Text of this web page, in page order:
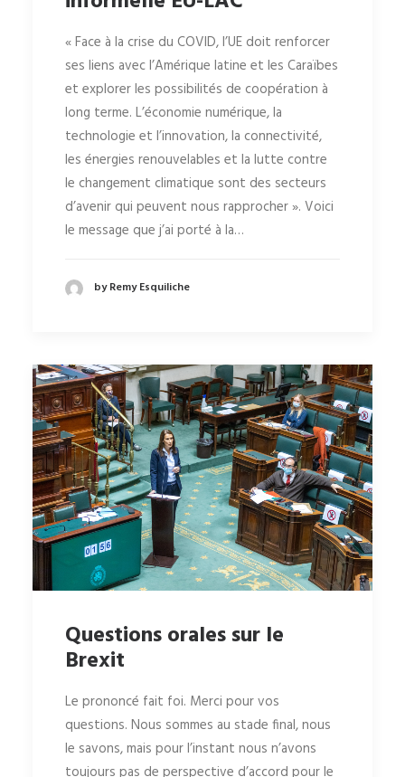
« Face à la crise du COVID, l’UE doit renforcer
ses liens avec l’Amérique latine et les Caraïbes
et explorer les possibilités de coopération à
long terme. L’économie numérique, la
technologie et l’innovation, la connectivité,
les énergies renouvelables et la lutte contre
le changement climatique sont des secteurs
d’avenir qui peuvent nous rapprocher ». Voici
le message que j’ai porté à la…
by Remy Esquiliche
Questions orales sur le
Brexit
Le prononcé fait foi. Merci pour vos
questions. Nous sommes au stade final, nous
le savons, mais pour l’instant nous n’avons
toujours pas de perspective d’accord pour le